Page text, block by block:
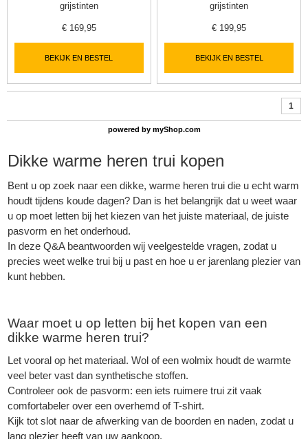
grijstinten
€ 169,95
BEKIJK EN BESTEL
grijstinten
€ 199,95
BEKIJK EN BESTEL
1
powered by myShop.com
Dikke warme heren trui kopen
Bent u op zoek naar een dikke, warme heren trui die u echt warm
houdt tijdens koude dagen? Dan is het belangrijk dat u weet waar
u op moet letten bij het kiezen van het juiste materiaal, de juiste
pasvorm en het onderhoud.
In deze Q&A beantwoorden wij veelgestelde vragen, zodat u
precies weet welke trui bij u past en hoe u er jarenlang plezier van
kunt hebben.
Waar moet u op letten bij het kopen van een
dikke warme heren trui?
Let vooral op het materiaal. Wol of een wolmix houdt de warmte
veel beter vast dan synthetische stoffen.
Controleer ook de pasvorm: een iets ruimere trui zit vaak
comfortabeler over een overhemd of T-shirt.
Kijk tot slot naar de afwerking van de boorden en naden, zodat u
lang plezier heeft van uw aankoop.